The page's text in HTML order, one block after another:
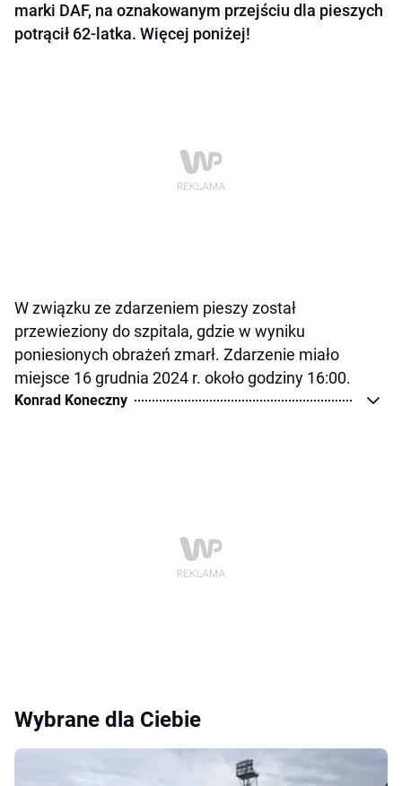
marki DAF, na oznakowanym przejściu dla pieszych
potrącił 62-latka. Więcej poniżej!
W związku ze zdarzeniem pieszy został
przewieziony do szpitala, gdzie w wyniku
poniesionych obrażeń zmarł. Zdarzenie miało
miejsce 16 grudnia 2024 r. około godziny 16:00.
Konrad Koneczny
Wybrane dla Ciebie